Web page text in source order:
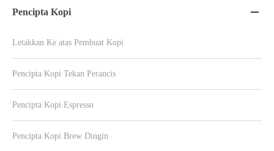
Pencipta Kopi 
Letakkan Ke atas Pembuat Kopi
Pencipta Kopi Tekan Perancis
Pencipta Kopi Espresso
Pencipta Kopi Brew Dingin